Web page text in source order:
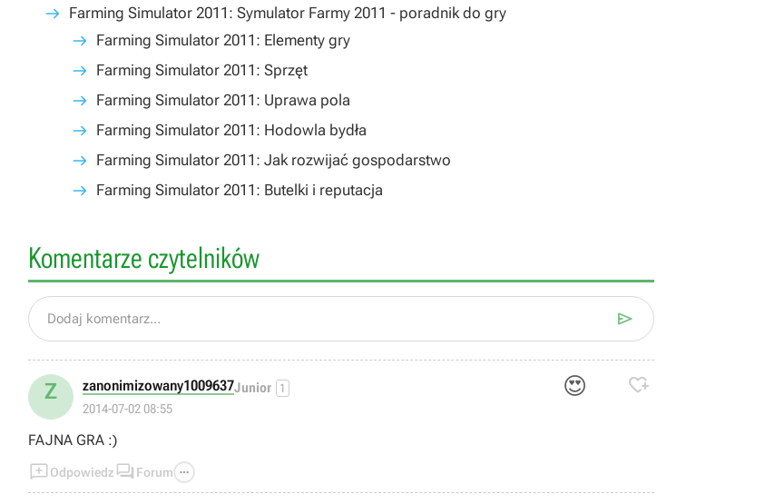
Farming Simulator 2011: Symulator Farmy 2011 - poradnik do gry
Farming Simulator 2011: Elementy gry
Farming Simulator 2011: Sprzęt
Farming Simulator 2011: Uprawa pola
Farming Simulator 2011: Hodowla bydła
Farming Simulator 2011: Jak rozwijać gospodarstwo
Farming Simulator 2011: Butelki i reputacja
Komentarze czytelników
Dodaj komentarz... 
Z 😍
zanonimizowany1009637Junior 1
2014-07-02 08:55

FAJNA GRA :)
Odpowiedz  Forum 